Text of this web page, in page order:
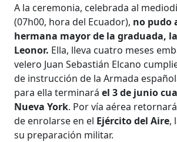
A la ceremonia, celebrada al
(07h00, hora del Ecuador), no pudo
hermana mayor de la graduada,
Leonor. Ella, lleva cuatro meses
velero Juan Sebastián Elcano
de instrucción de la Armada
para ella terminaráel 3 de junio
Nueva York. Por vía aérea
de enrolarse en el Ejército del Aire,
su preparación militar.